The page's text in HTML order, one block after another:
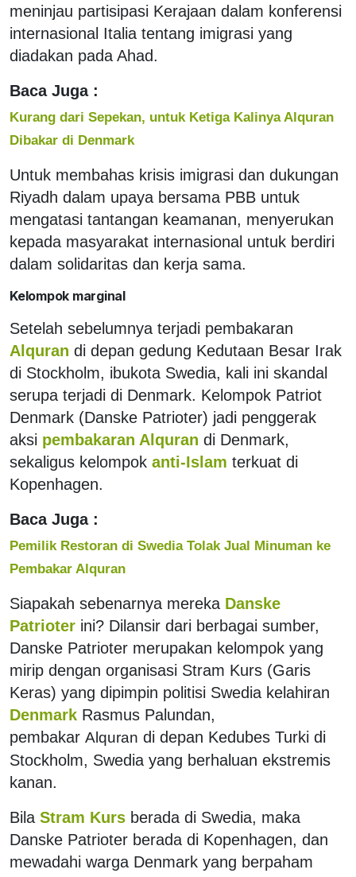
meninjau partisipasi Kerajaan dalam konferensi
internasional Italia tentang imigrasi yang
diadakan pada Ahad.
Baca Juga :
Kurang dari Sepekan, untuk Ketiga Kalinya Alquran
Dibakar di Denmark
Untuk membahas krisis imigrasi dan dukungan
Riyadh dalam upaya bersama PBB untuk
mengatasi tantangan keamanan, menyerukan
kepada masyarakat internasional untuk berdiri
dalam solidaritas dan kerja sama.
Kelompok marginal
Setelah sebelumnya terjadi pembakaran
Alquran di depan gedung Kedutaan Besar Irak
di Stockholm, ibukota Swedia, kali ini skandal
serupa terjadi di Denmark. Kelompok Patriot
Denmark (Danske Patrioter) jadi penggerak
aksi pembakaran Alquran di Denmark,
sekaligus kelompok anti-Islam terkuat di
Kopenhagen.
Baca Juga :
Pemilik Restoran di Swedia Tolak Jual Minuman ke
Pembakar Alquran
Siapakah sebenarnya mereka Danske
Patrioter ini? Dilansir dari berbagai sumber,
Danske Patrioter merupakan kelompok yang
mirip dengan organisasi Stram Kurs (Garis
Keras) yang dipimpin politisi Swedia kelahiran
Denmark Rasmus Palundan,
pembakar Alquran di depan Kedubes Turki di
Stockholm, Swedia yang berhaluan ekstremis
kanan.
Bila Stram Kurs berada di Swedia, maka
Danske Patrioter berada di Kopenhagen, dan
mewadahi warga Denmark yang berpaham